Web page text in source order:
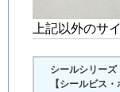
上記以外のサ
シールシリーズ
【シールビス